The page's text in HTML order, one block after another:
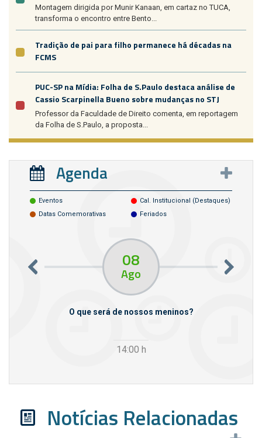
Montagem dirigida por Munir Kanaan, em cartaz no TUCA,
transforma o encontro entre Bento...
Tradição de pai para filho permanece há décadas na
FCMS
PUC-SP na Mídia: Folha de S.Paulo destaca análise de
Cassio Scarpinella Bueno sobre mudanças no STJ
Professor da Faculdade de Direito comenta, em reportagem
da Folha de S.Paulo, a proposta...
Agenda
Eventos
Cal. Institucional (destaques)
Datas Comemorativas
Feriados
08
Ago
O que será de nossos meninos?
14:00 h
Notícias Relacionadas